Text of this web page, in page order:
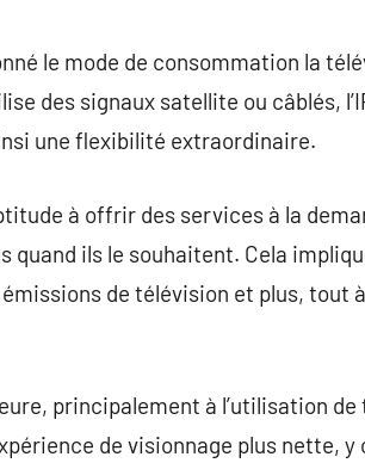
le mode de consommation la
des signaux satellite ou câblés,
une flexibilité extraordinaire.
à offrir des services à la
ils le souhaitent. Cela
de télévision et plus, tout
principalement à l’utilisation
de visionnage plus nette, y